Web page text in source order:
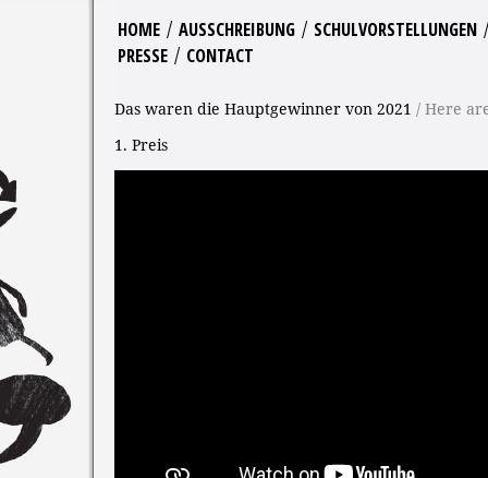
HOME / AUSSCHREIBUNG / SCHULVORSTELLUNGEN /
PRESSE / CONTACT
Das waren die Hauptgewinner von 2021 / Here
1. Preis